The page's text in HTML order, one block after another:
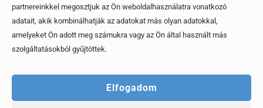
partnereinkkel megosztjuk az Ön weboldalhasználatra vonatkozó
adatait, akik kombinálhatják az adatokat más olyan adatokkal,
amelyeket Ön adott meg számukra vagy az Ön által használt más
szolgáltatásokból gyűjtöttek.
Elfogadom